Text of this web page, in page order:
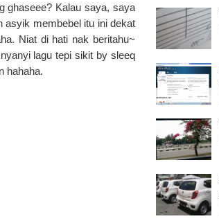
ghaseee? Kalau saya, saya
asyik membebel itu ini dekat
Niat di hati nak beritahu~
lagu tepi sikit by sleeq
hahaha.